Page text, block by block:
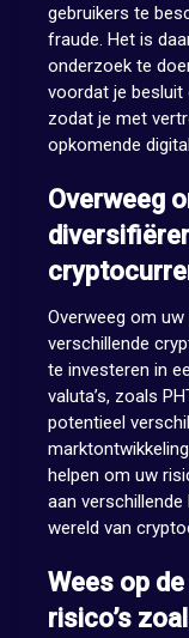
gebruikers te
fraude. Het is
onderzoek te
voordat je besluit
zodat je met
opkomende
Overweeg
Overweeg om
verschillende
te investeren in
valuta’s, zoals
potentieel
helpen om uw
aan verschillende
wereld van
Wees op
risico’s